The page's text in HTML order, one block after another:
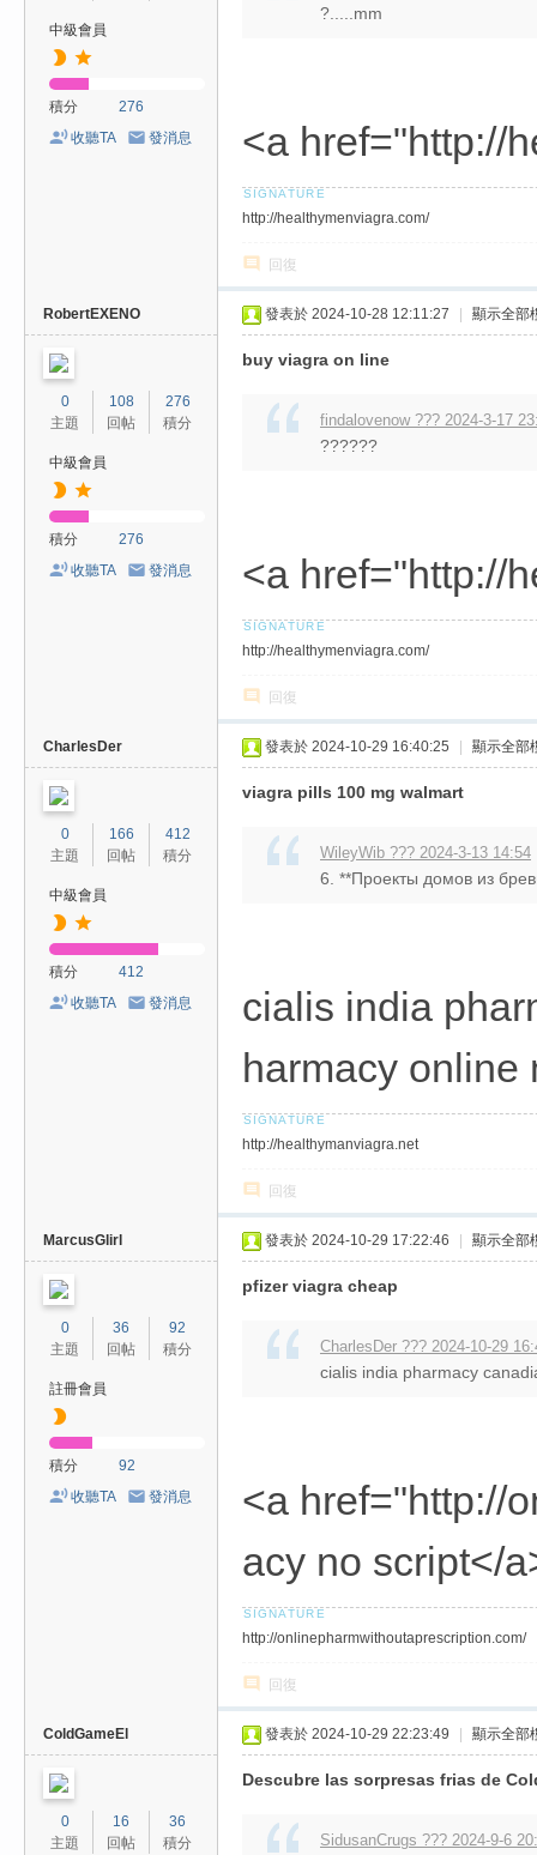
中級會員
積分
276
收聽TA
發消息
?.....mm
<a href="http://
http://healthymenviagra.com/
回復
RobertEXENO
0
主題
108
回帖
276
積分
中級會員
積分
276
收聽TA
發消息
發表於 2024-10-28 12:11:27 顯示全部
buy viagra on line
findalovenow ??? 2024-3-17
??????
<a href="http://
http://healthymenviagra.com/
回復
CharlesDer
0
主題
166
回帖
412
積分
中級會員
積分
412
收聽TA
發消息
發表於 2024-10-29 16:40:25 顯示全部
viagra pills 100 mg walmart
WileyWib ??? 2024-3-13 14:54
6. **Проекты домов из
cialis india
harmacy online
http://healthymanviagra.net
回復
MarcusGlirl
0
主題
36
回帖
92
積分
註冊會員
積分
92
收聽TA
發消息
發表於 2024-10-29 17:22:46 顯示全部
pfizer viagra cheap
CharlesDer ??? 2024-10-29
cialis india pharmacy
<a href="http://
acy no script</
http://onlinepharmwithoutaprescription.com/
回復
ColdGameEl
0
主題
16
回帖
36
積分
發表於 2024-10-29 22:23:49 顯示全部
Descubre las sorpresas frias de
SidusanCrugs ??? 2024-9-6